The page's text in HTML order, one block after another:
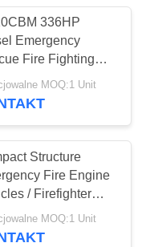
do
336HP
Emergency
Fire Fighting
Strong Power
MOQ:1 Unit
Structure
Fire Engine
/ Firefighter
MOQ:1 Unit